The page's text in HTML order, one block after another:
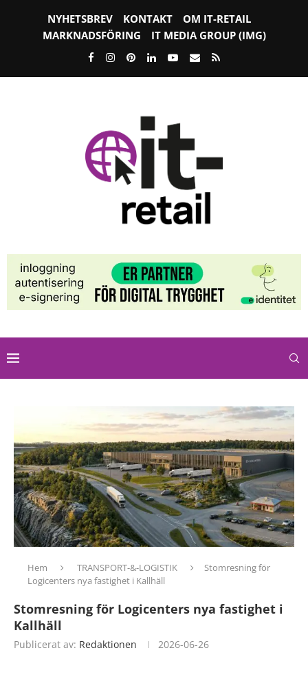
NYHETSBREV KONTAKT
OM IT-RETAIL
MARKNADSFÖRING
IT MEDIA GROUP (IMG)
Hem TRANSPORT-&-LOGISTIK
Stomresning för
Logicenters nya fastighet i Kallhäll
Stomresning för Logicenters nya fastighet i
Kallhäll
Publicerat av: Redaktionen 2026-06-26